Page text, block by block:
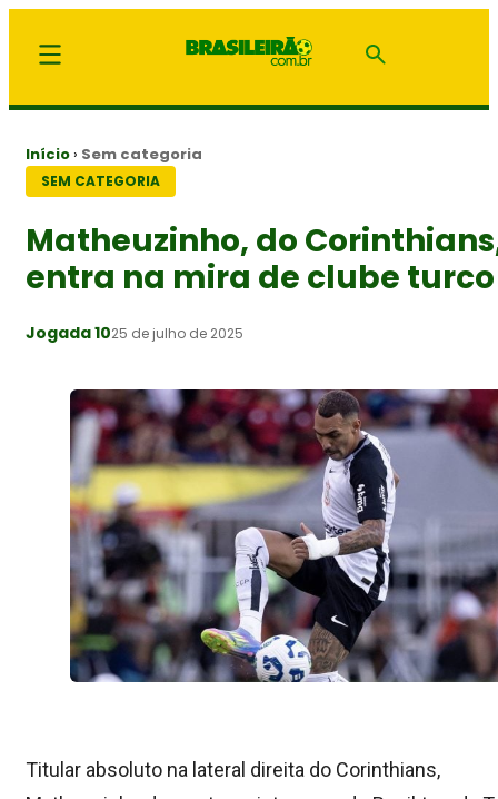
Início › Sem categoria
SEM CATEGORIA
Matheuzinho, do
entra na mira de clube turco
Jogada 1025 de julho de 2025
Titular absoluto na lateral direita do Corinthians,